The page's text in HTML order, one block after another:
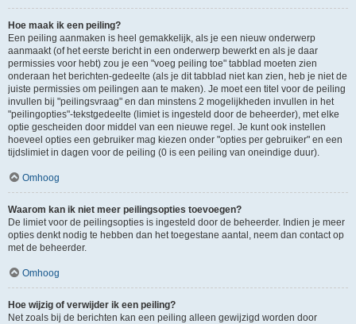
Hoe maak ik een peiling?
Een peiling aanmaken is heel gemakkelijk, als je een nieuw onderwerp
aanmaakt (of het eerste bericht in een onderwerp bewerkt en als je daar
permissies voor hebt) zou je een "voeg peiling toe" tabblad moeten zien
onderaan het berichten-gedeelte (als je dit tabblad niet kan zien, heb je niet de
juiste permissies om peilingen aan te maken). Je moet een titel voor de peiling
invullen bij "peilingsvraag" en dan minstens 2 mogelijkheden invullen in het
"peilingopties"-tekstgedeelte (limiet is ingesteld door de beheerder), met elke
optie gescheiden door middel van een nieuwe regel. Je kunt ook instellen
hoeveel opties een gebruiker mag kiezen onder "opties per gebruiker" en een
tijdslimiet in dagen voor de peiling (0 is een peiling van oneindige duur).
Omhoog
Waarom kan ik niet meer peilingsopties toevoegen?
De limiet voor de peilingsopties is ingesteld door de beheerder. Indien je meer
opties denkt nodig te hebben dan het toegestane aantal, neem dan contact op
met de beheerder.
Omhoog
Hoe wijzig of verwijder ik een peiling?
Net zoals bij de berichten kan een peiling alleen gewijzigd worden door